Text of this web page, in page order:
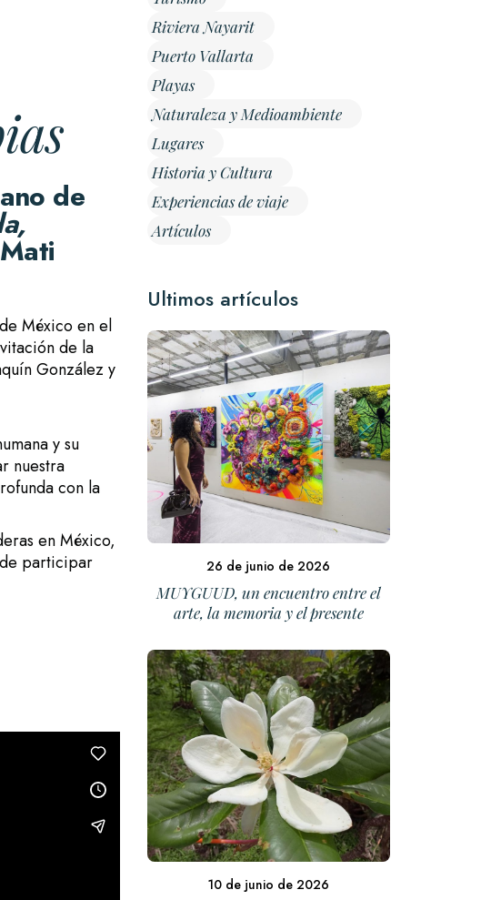
de
México en el
de la
González y
y su
nuestra
con la
en México,
participar
Riviera Nayarit
Puerto Vallarta
Playas
Naturaleza y Medioambiente
Lugares
Historia y Cultura
Experiencias de viaje
Artículos
Ultimos artículos
26 de junio de 2026
MUYGUUD, un encuentro entre el
arte, la memoria y el presente
10 de junio de 2026